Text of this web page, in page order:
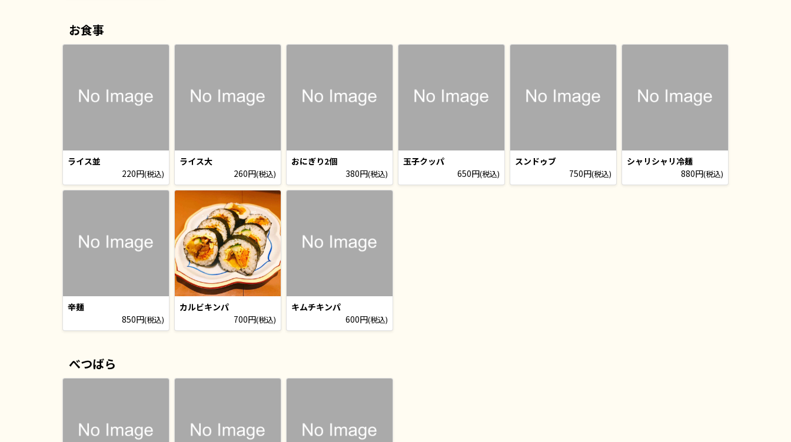
お食事
ライス並
220円(税込)
ライス大
260円(税込)
おにぎり2個
380円(税込)
玉子クッパ
650円(税込)
スンドゥブ
750円(税込)
シャリシャリ冷麺
880円(税込)
辛麺
850円(税込)
カルビキンパ
700円(税込)
キムチキンパ
600円(税込)
べつばら